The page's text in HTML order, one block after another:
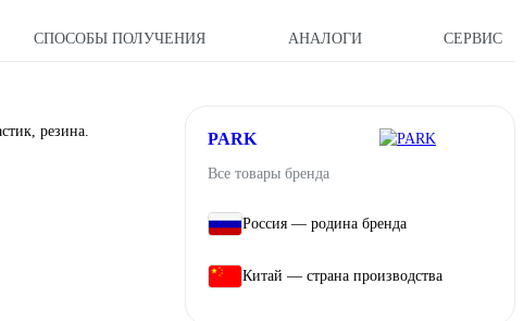
СПОСОБЫ ПОЛУЧЕНИЯ АНАЛОГИ СЕРВИС
резина.
PARK
Все товары бренда
Россия — родина бренда
Китай — страна производства